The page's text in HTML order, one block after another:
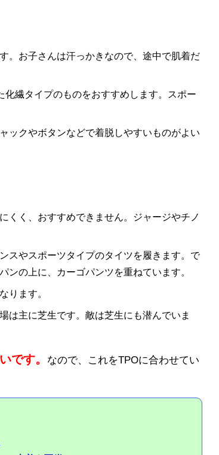
。お子さんは汗っかきなので、途中で肌着だ
繊タイプのものをおすすめします。スポー
ックやボタンなどで着脱しやすいものがよい
くく、おすすめできません。ジャージやチノ
スやスポーツタイプのタイツを履きます。で
ンの上に、カーゴパンツを重ねています。
ります。
は主に芝生です。敵は芝生にも潜んでいま
です。
なので、これをTPOに合わせてい